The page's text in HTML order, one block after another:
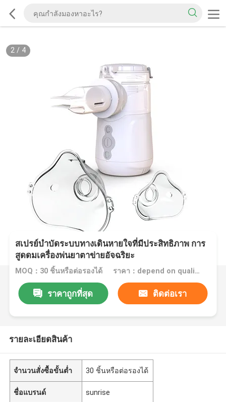
2/ 4
สเปรย์บำบัดระบบทางเดินหายใจที่มีประสิทธิภาพ การ
สูดดมเครื่องพ่นยาตาข่ายอัจฉริยะ
MOQ：30 ชิ้นหรือต่อรองได้ ราคา：depend on quality
ราคาถูกที่สุด ติดต่อเรา
รายละเอียดสินค้า
จำนวนสั่งซื้อขั้นต่ำ 30 ชิ้นหรือต่อรองได้
ชื่อแบรนด์ sunrise